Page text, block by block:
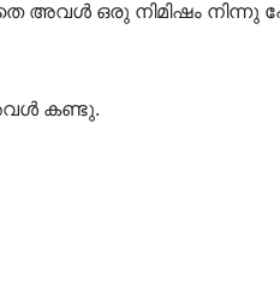
അവൾ ഒരു നിമിഷം നിന്നു
കണ്ടു.